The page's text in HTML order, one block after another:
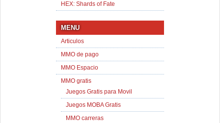
HEX: Shards of Fate
MENU
Articulos
MMO de pago
MMO Espacio
MMO gratis
Juegos Gratis para Movil
Juegos MOBA Gratis
MMO carreras